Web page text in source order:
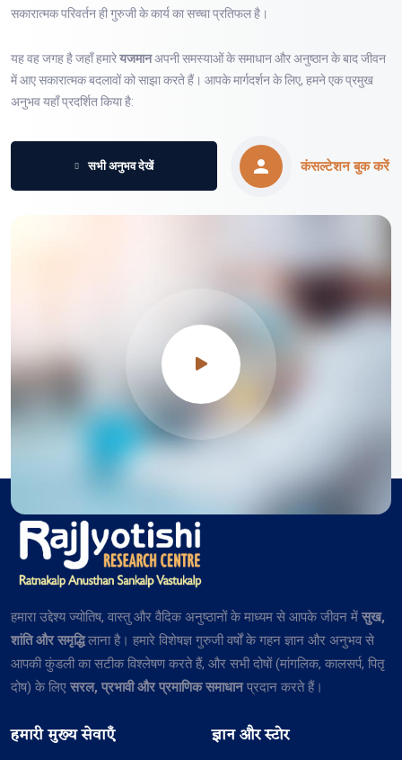
सकारात्मक परिवर्तन ही गुरुजी के कार्य का सच्चा प्रतिफल है।
यह वह जगह है जहाँ हमारेयजमानअपनी समस्याओं के समाधान और अनुष्ठान के बाद जीवन
में आए सकारात्मक बदलावों को साझा करते हैं। आपके मार्गदर्शन के लिए, हमने एक प्रमुख
अनुभव यहाँ प्रदर्शित किया है:
सभी अनुभव देखें कंसल्टेशन बुक करें
हमारा उद्देश्य ज्योतिष, वास्तु और वैदिक अनुष्ठानों के माध्यम से आपके जीवन में सुख,
शांति और समृद्धिलाना है। हमारे विशेषज्ञ गुरुजी वर्षों के गहन ज्ञान और अनुभव से
आपकी कुंडली का सटीक विश्लेषण करते हैं, और सभी दोषों (मांगलिक, कालसर्प, पितृ
दोष) के लिए सरल, प्रभावी और प्रमाणिक समाधानप्रदान करते हैं।
हमारी मुख्य सेवाएँ ज्ञान और स्टोर